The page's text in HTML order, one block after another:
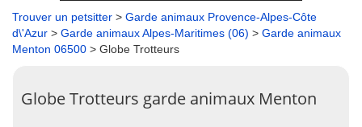
Trouver un petsitter > Garde animaux Provence-Alpes-Côte
d\'Azur > Garde animaux Alpes-Maritimes (06) > Garde animaux
Menton 06500 > Globe Trotteurs
Globe Trotteurs garde animaux Menton